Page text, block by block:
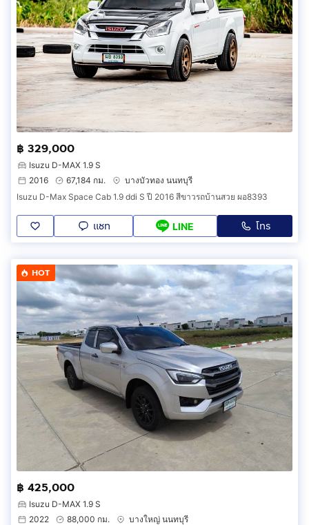
฿ 329,000
Isuzu D-MAX 1.9 S
2016
67,184 กม.
บางบัวทอง นนทบุรี
Isuzu D-Max Space Cab 1.9 ddi S ปี 2016 สีขาวรถบ้านสวย ผอ8393
แชท LINE โทร
HOT
฿ 425,000
Isuzu D-MAX 1.9 S
2022
88,000 กม.
บางใหญ่ นนทบุรี